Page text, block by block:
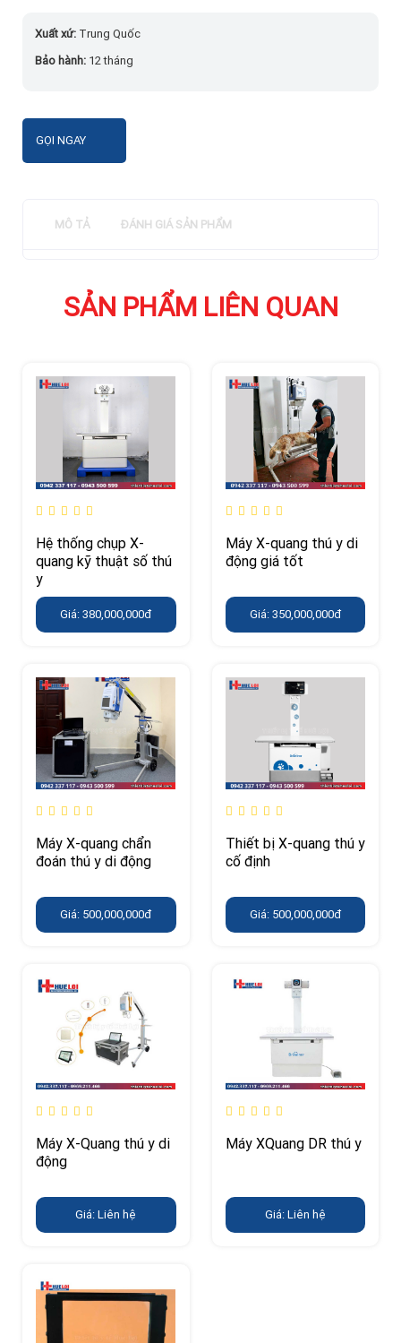
Xuất xứ: Trung Quốc
Bảo hành: 12 tháng
GỌI NGAY
MÔ TẢ ĐÁNH GIÁ SẢN PHẨM
SẢN PHẨM LIÊN QUAN
Hệ thống chụp X-
quang kỹ thuật số thú
y
Giá: 380,000,000đ
Máy X-quang thú y di
động giá tốt
Giá: 350,000,000đ
Máy X-quang chẩn
đoán thú y di động
Giá: 500,000,000đ
Thiết bị X-quang thú y
cố định
Giá: 500,000,000đ
Máy X-Quang thú y di
động
Giá: Liên hệ
Máy XQuang DR thú y
Giá: Liên hệ